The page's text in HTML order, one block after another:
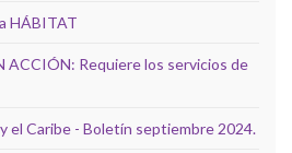
HÁBITAT
ACCIÓN: Requiere los servicios de
el Caribe - Boletín septiembre 2024.